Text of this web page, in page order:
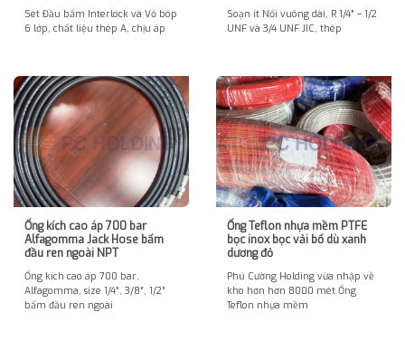
Set Đầu bấm Interlock và Vỏ bóp
6 lớp, chất liệu thép A, chịu áp
Soạn ít Nối vuông dài, R 1/4″ – 1/2
UNF và 3/4 UNF JIC, thép
Ống kích cao áp 700 bar
Alfagomma Jack Hose bấm
đầu ren ngoài NPT
Ống kích cao áp 700 bar,
Alfagomma, size 1/4″, 3/8″, 1/2″
bấm đầu ren ngoài
Ống Teflon nhựa mềm PTFE
bọc inox bọc vải bố dù xanh
dương đỏ
Phú Cường Holding vừa nhập về
kho hơn hơn 8000 mét Ống
Teflon nhựa mềm